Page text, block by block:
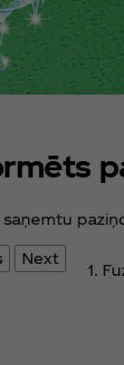
Next